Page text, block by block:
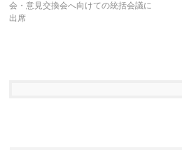
会・意見交換会へ向けての統括会議に
出席